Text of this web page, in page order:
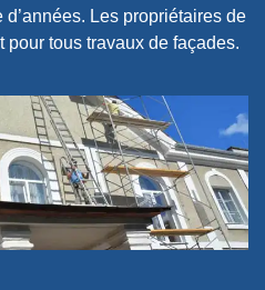
Les propriétaires de
pour tous travaux de façades.